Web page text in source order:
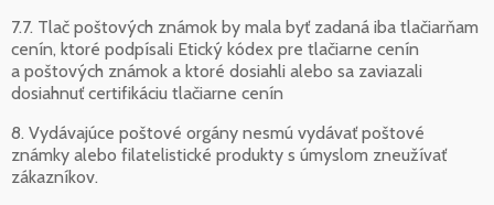
7.7. Tlač poštových známok by mala byť zadaná iba tlačiarňam
cenín, ktoré podpísali Etický kódex pre tlačiarne cenín
a poštových známok a ktoré dosiahli alebo sa zaviazali
dosiahnuť certifikáciu tlačiarne cenín
8. Vydávajúce poštové orgány nesmú vydávať poštové
známky alebo filatelistické produkty s úmyslom zneužívať
zákazníkov.